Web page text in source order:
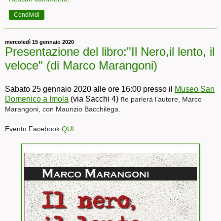
Condividi
mercoledì 15 gennaio 2020
Presentazione del libro:"Il Nero,il lento, il
veloce" (di Marco Marangoni)
Sabato 25 gennaio 2020 alle ore 16:00 presso il
Museo San
Domenico a Imola (via Sacchi 4) ne parlerà l'autore, Marco
Marangoni, con Maurizio Bacchilega.
Evento Facebook QUI